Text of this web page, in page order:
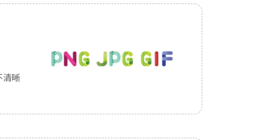
清晰